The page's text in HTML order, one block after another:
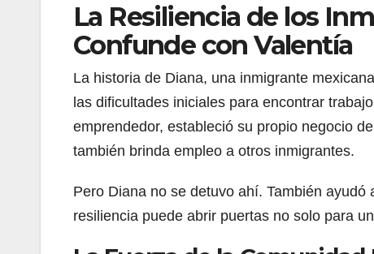
La Resiliencia de los
Confunde con Valentía
La historia de Diana, una inmigrante
las dificultades iniciales para encontrar
emprendedor, estableció su propio negocio
también brinda empleo a otros inmigrantes.
Pero Diana no se detuvo ahí. También
resiliencia puede abrir puertas no solo para